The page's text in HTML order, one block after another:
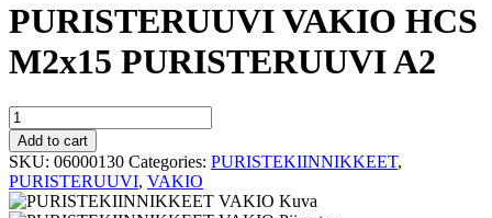
PURISTERUUVI VAKIO HCS
M2x15 PURISTERUUVI A2
PURISTERUUVI
VAKIO
HCS
M2x15
PURISTERUUVI
A2
Add to cart
SKU: 06000130 Categories: PURISTEKIINNIKKEET,
PURISTERUUVI, VAKIO